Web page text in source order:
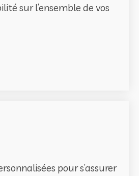
sur l’ensemble de vos
pour s’assurer